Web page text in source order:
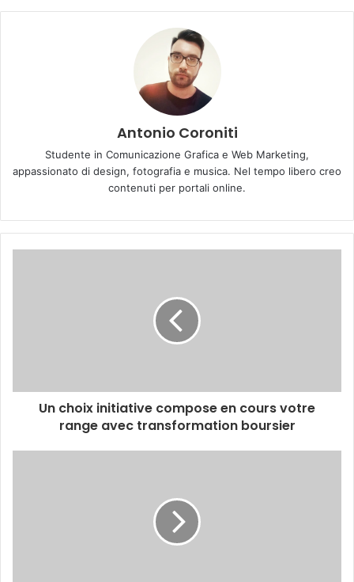
Antonio Coroniti
Studente in Comunicazione Grafica e Web Marketing,
appassionato di design, fotografia e musica. Nel tempo libero creo
contenuti per portali online.
Un choix initiative compose en cours votre
range avec transformation boursier